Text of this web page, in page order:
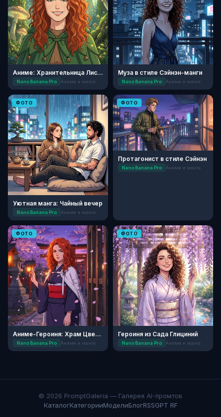
Аниме: Хранительница Лисьего Леса
Nano Banana Pro Аниме и манга
Муза в стиле Сэйнэн-манги
Nano Banana Pro Аниме и манга
ФОТО
Уютная манга: Чайный вечер
Nano Banana Pro Аниме и манга
ФОТО
Протагонист в стиле Сэйнэн
Nano Banana Pro Аниме и манга
ФОТО
Аниме-Героиня: Храм Цветущей Сакуры
Nano Banana Pro Аниме и манга
ФОТО
Героиня из Сада Глициний
Nano Banana Pro Аниме и манга
© 2026 PromptGaleria — Галерея AI-промтов
КаталогКатегорииМоделиБлогRSSGPT RF